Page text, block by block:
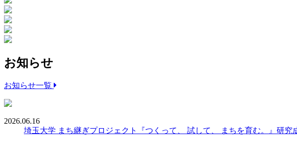
お知らせ
お知らせ一覧
2026.06.16
埼玉大学 まち継ぎプロジェクト『つくって、 試して、 まちを育む。』研究